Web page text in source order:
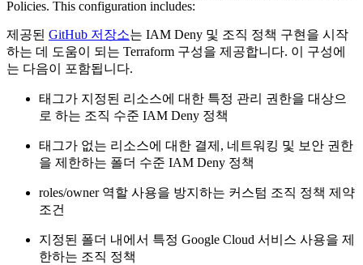
Policies. This configuration includes:
제공된 GitHub 저장소는 IAM Deny 및 조직 정책 구현을 시작
하는 데 도움이 되는 Terraform 구성을 제공합니다. 이 구성에
는 다음이 포함됩니다.
태그가 지정된 리소스에 대한 특정 관리 권한을 대상으
로 하는 조직 수준 IAM Deny 정책
태그가 없는 리소스에 대한 결제, 네트워킹 및 보안 권한
을 제한하는 폴더 수준 IAM Deny 정책
roles/owner 역할 사용을 방지하는 커스텀 조직 정책 제약
조건
지정된 폴더 내에서 특정 Google Cloud 서비스 사용을 제
한하는 조직 정책